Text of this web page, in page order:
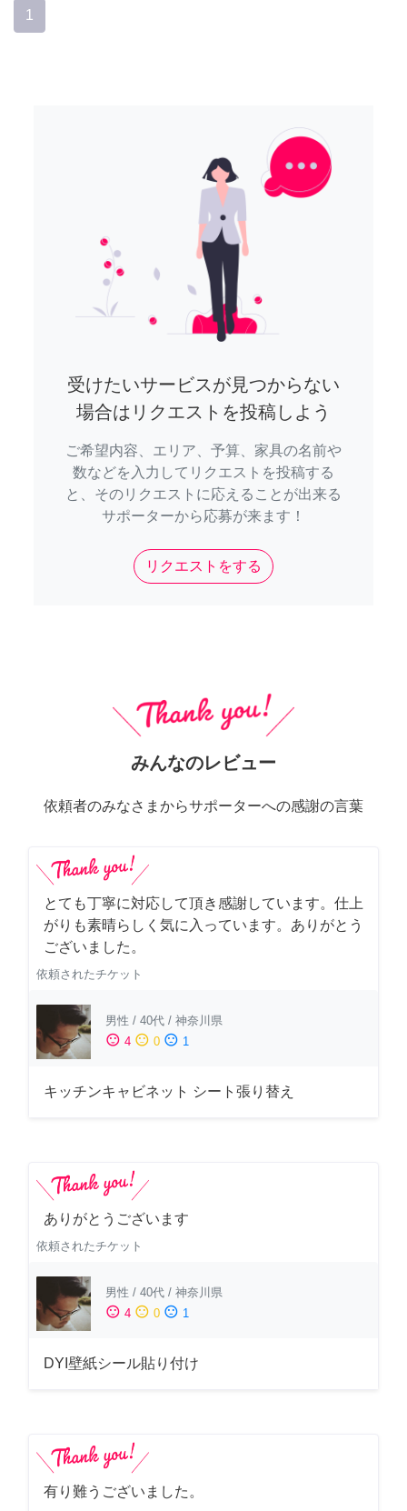
1
受けたいサービスが見つからない
場合はリクエストを投稿しよう
ご希望内容、エリア、予算、家具の名前や
数などを入力してリクエストを投稿する
と、そのリクエストに応えることが出来る
サポーターから応募が来ます！
リクエストをする
みんなのレビュー
依頼者のみなさまからサポーターへの感謝の言葉
とても丁寧に対応して頂き感謝しています。仕上
がりも素晴らしく気に入っています。ありがとう
ございました。
依頼されたチケット
男性 / 40代 / 神奈川県
sentiment_satisfied 4 sentiment_neutral 0 sentiment_dissatisfied 1
キッチンキャビネット シート張り替え
ありがとうございます
依頼されたチケット
男性 / 40代 / 神奈川県
sentiment_satisfied 4 sentiment_neutral 0 sentiment_dissatisfied 1
DYI壁紙シール貼り付け
有り難うございました。